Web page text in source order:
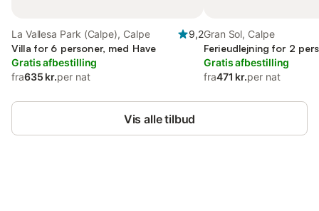
La Vallesa Park (Calpe), Calpe
9,2
Villa for 6 personer, med Have
Gratis afbestilling
fra635 kr.per nat
Gran Sol, Calpe
Ferieudlejning for 2
Gratis afbestilling
fra471 kr.per nat
Vis alle tilbud